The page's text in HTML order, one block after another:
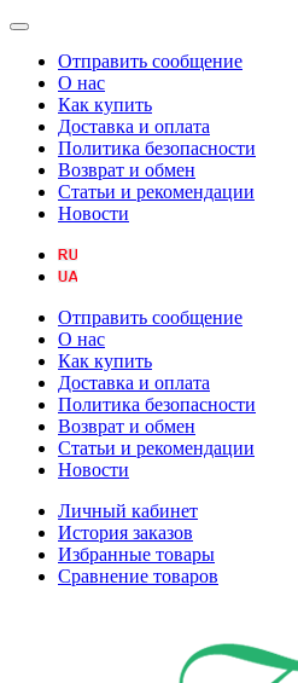
Отправить сообщение
О нас
Как купить
Доставка и оплата
Политика безопасности
Возврат и обмен
Статьи и рекомендации
Новости
Отправить сообщение
О нас
Как купить
Доставка и оплата
Политика безопасности
Возврат и обмен
Статьи и рекомендации
Новости
Личный кабинет
История заказов
Избранные товары
Сравнение товаров